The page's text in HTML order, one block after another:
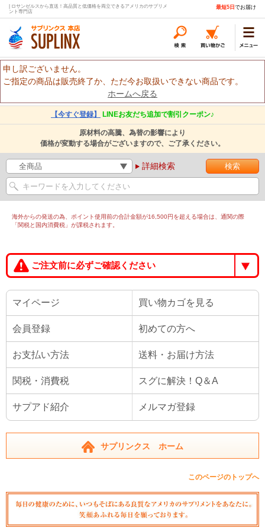
| ロサンゼルスから直送！高品質と低価格を両立できるアメリカのサプリメ
ント専門店
最短5日 でお届け
申し訳ございません。
ご指定の商品は販売終了か、ただ今お取扱いできない商品です。
ホームへ戻る
【今すぐ登録】 LINEお友だち追加で割引クーポン♪
原材料の高騰、為替の影響により
価格が変動する場合がございますので、ご了承ください。
詳細検索
海外からの発送の為、ポイント使用前の合計金額が16,500円を超える場合は、通関の際
「関税と国内消費税」が課税されます。
ご注文前に必ずご確認ください
マイページ 買い物カゴを見る
会員登録 初めての方へ
お支払い方法 送料・お届け方法
関税・消費税 スグに解決！Q＆A
サプアド紹介 メルマガ登録
サプリンクス ホーム
このページのトップへ